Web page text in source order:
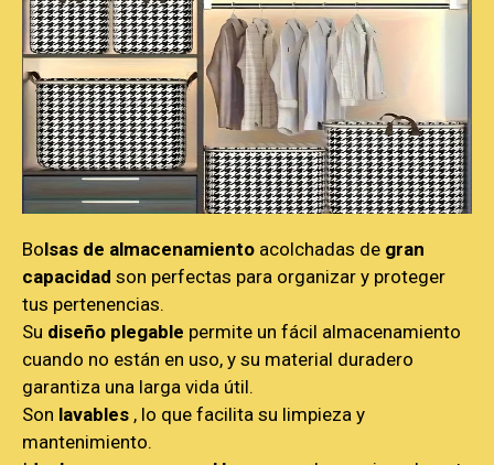
Bolsas de almacenamiento acolchadas de gran
capacidad son perfectas para organizar y proteger
tus pertenencias.
Su diseño plegable permite un fácil almacenamiento
cuando no están en uso, y su material duradero
garantiza una larga vida útil.
Son lavables , lo que facilita su limpieza y
mantenimiento.